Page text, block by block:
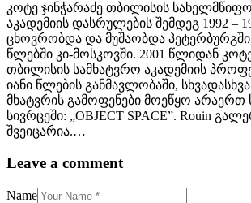
კოტე ჯინჭარაძე თბილისის
აკადემიის დასრულების შემდეგ 1992 –
ცხოვრობდა და მუშაობდა პეტერბურგში;
წლებში კი-მოსკოვში. 2001 წლიდან
თბილისის სამხატვრო აკადემიის
იანი წლების განმავლობაში,
მხატვრის გამოფენები მოეწყო არაერთ
სივრცეში: „OBJECT SPACE”. Rouin
შვეიცარია.…
Leave a comment
Name